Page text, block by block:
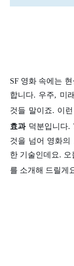
SF 영화 속에는
합니다. 우주, 미
것들 말이죠. 이
효과 덕분입니다.
것을 넘어 영화의
한 기술인데요.
를 소개해 드릴게